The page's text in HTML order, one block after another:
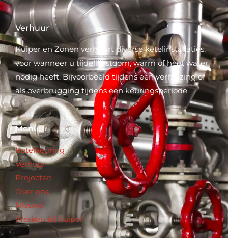
Verhuur
Kuiper en Zonen verhuurt diverse ketelinstallaties,
voor wanneer u tijdelijk stoom, warm of heet water
nodig heeft. Bijvoorbeeld tijdens een verhuizing of
als overbrugging tijdens een keuringsperiode
Menu
Ketelkeuring
Verhuur
Projecten
Over ons
Nieuws
Werken bij kuiper